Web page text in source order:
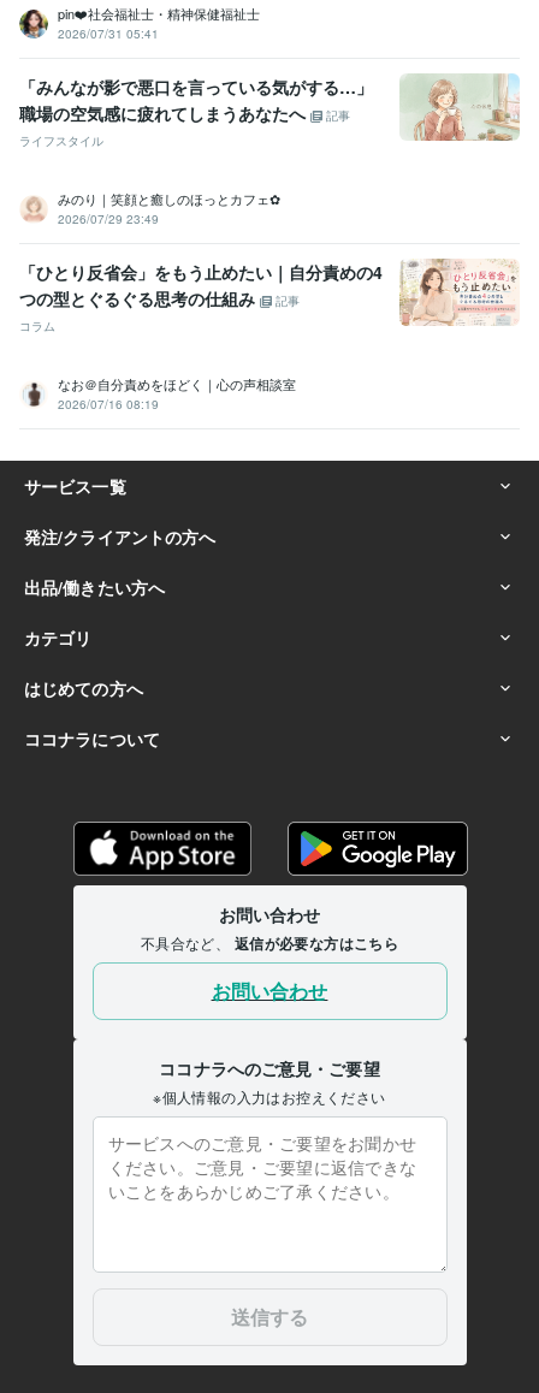
pin❤️社会福祉士・精神保健福祉士
2026/07/31 05:41
「みんなが影で悪口を言っている気がする…」
職場の空気感に疲れてしまうあなたへ
記事
ライフスタイル
みのり｜笑顔と癒しのほっとカフェ✿
2026/07/29 23:49
「ひとり反省会」をもう止めたい｜自分責めの4
つの型とぐるぐる思考の仕組み
記事
コラム
なお＠自分責めをほどく｜心の声相談室
2026/07/16 08:19